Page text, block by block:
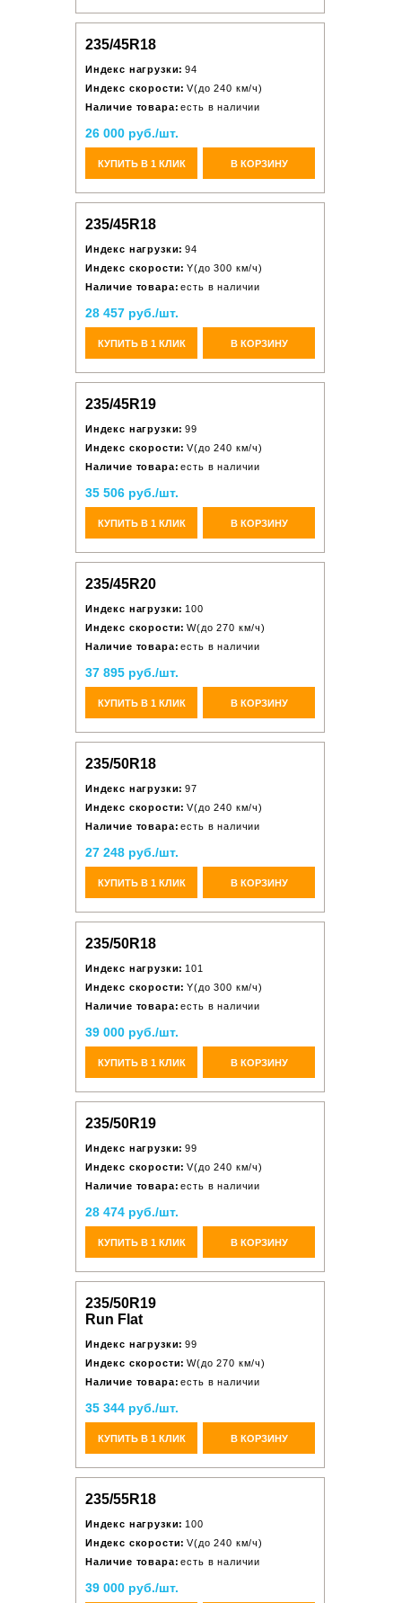
235/45R18
Индекс нагрузки: 94
Индекс скорости: V(до 240 км/ч)
Наличие товара: есть в наличии
26 000 руб./шт.
КУПИТЬ В 1 КЛИК В КОРЗИНУ
235/45R18
Индекс нагрузки: 94
Индекс скорости: Y(до 300 км/ч)
Наличие товара: есть в наличии
28 457 руб./шт.
КУПИТЬ В 1 КЛИК В КОРЗИНУ
235/45R19
Индекс нагрузки: 99
Индекс скорости: V(до 240 км/ч)
Наличие товара: есть в наличии
35 506 руб./шт.
КУПИТЬ В 1 КЛИК В КОРЗИНУ
235/45R20
Индекс нагрузки: 100
Индекс скорости: W(до 270 км/ч)
Наличие товара: есть в наличии
37 895 руб./шт.
КУПИТЬ В 1 КЛИК В КОРЗИНУ
235/50R18
Индекс нагрузки: 97
Индекс скорости: V(до 240 км/ч)
Наличие товара: есть в наличии
27 248 руб./шт.
КУПИТЬ В 1 КЛИК В КОРЗИНУ
235/50R18
Индекс нагрузки: 101
Индекс скорости: Y(до 300 км/ч)
Наличие товара: есть в наличии
39 000 руб./шт.
КУПИТЬ В 1 КЛИК В КОРЗИНУ
235/50R19
Индекс нагрузки: 99
Индекс скорости: V(до 240 км/ч)
Наличие товара: есть в наличии
28 474 руб./шт.
КУПИТЬ В 1 КЛИК В КОРЗИНУ
235/50R19
Run Flat
Индекс нагрузки: 99
Индекс скорости: W(до 270 км/ч)
Наличие товара: есть в наличии
35 344 руб./шт.
КУПИТЬ В 1 КЛИК В КОРЗИНУ
235/55R18
Индекс нагрузки: 100
Индекс скорости: V(до 240 км/ч)
Наличие товара: есть в наличии
39 000 руб./шт.